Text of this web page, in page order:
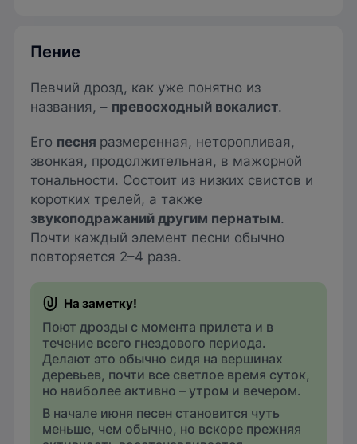
Пение
Певчий дрозд, как уже понятно из
названия, – превосходный вокалист.
Его песня размеренная, неторопливая,
звонкая, продолжительная, в мажорной
тональности. Состоит из низких свистов и
коротких трелей, а также
звукоподражаний другим пернатым.
Почти каждый элемент песни обычно
повторяется 2–4 раза.
Поют дрозды с момента прилета и в
течение всего гнездового периода.
Делают это обычно сидя на вершинах
деревьев, почти все светлое время суток,
но наиболее активно – утром и вечером.
В начале июня песен становится чуть
меньше, чем обычно, но вскоре прежняя